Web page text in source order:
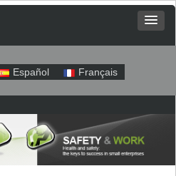
Español
Français